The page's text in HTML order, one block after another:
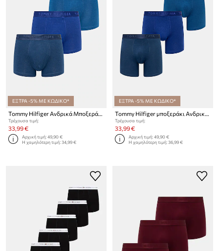
ΕΞΤΡΑ -5% ΜΕ ΚΩΔΙΚΟ*
Τρέχουσα τιμή:
33,99 €
Αρχική τιμή:49,90 €
Η χαμηλότερη τιμή:34,99 €
ΕΞΤΡΑ -5% ΜΕ ΚΩΔΙΚΟ*
Τρέχουσα τιμή:
33,99 €
Αρχική τιμή:49,90 €
Η χαμηλότερη τιμή:36,99 €